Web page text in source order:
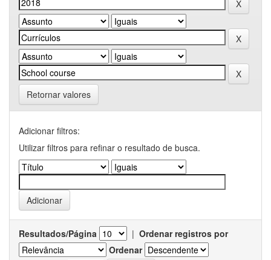
Retornar valores
Adicionar filtros:
Utilizar filtros para refinar o resultado de busca.
Resultados/Página | Ordenar registros por
Ordenar